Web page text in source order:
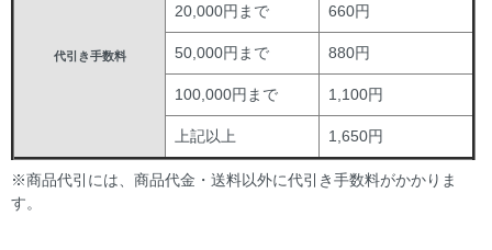
代引き手数料
20,000円まで 660円
50,000円まで 880円
100,000円まで 1,100円
上記以上 1,650円
※商品代引には、商品代金・送料以外に代引き手数料がかかりま
す。